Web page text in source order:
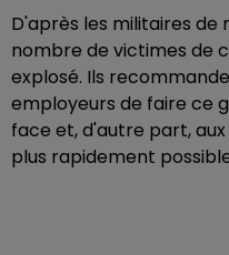
D'après les militaires
nombre de victimes de
explosé. Ils
employeurs de faire ce
face et, d'autre part,
plus rapidement